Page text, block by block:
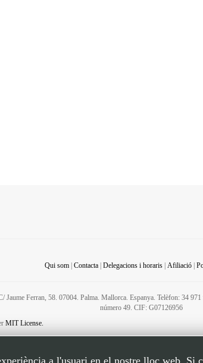
Qui som| Contacta| Delegacions i horaris| Afiliació|
Ferran, 58. 07004. Palma. Mallorca. Espanya. Telèfon: 34
número 49. CIF: G07126956
MIT License.
a l'usuari en el nostre lloc web. Si